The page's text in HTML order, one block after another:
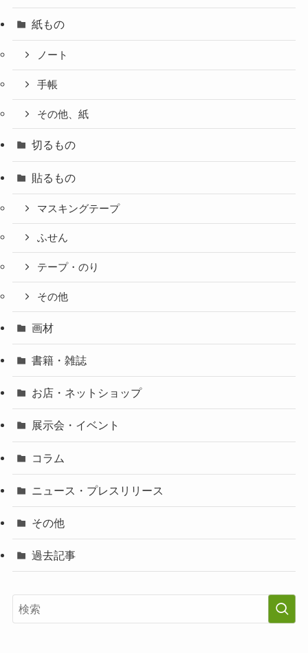
紙もの
ノート
手帳
その他、紙
切るもの
貼るもの
マスキングテープ
ふせん
テープ・のり
その他
画材
書籍・雑誌
お店・ネットショップ
展示会・イベント
コラム
ニュース・プレスリリース
その他
過去記事